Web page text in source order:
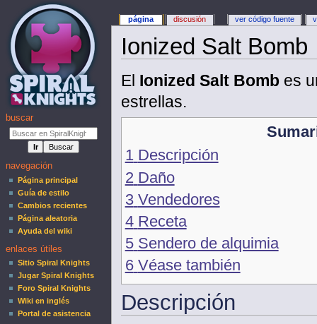
Ionized Salt Bomb
El Ionized Salt Bomb es
estrellas.
1 Descripción
2 Daño
3 Vendedores
4 Receta
5 Sendero de alquimia
6 Véase también
Descripción
página discusión ver código fuente
buscar
navegación
Página principal
Guía de estilo
Cambios recientes
Página aleatoria
Ayuda del wiki
enlaces útiles
Sitio Spiral Knights
Jugar Spiral Knights
Foro Spiral Knights
Wiki en inglés
Portal de asistencia